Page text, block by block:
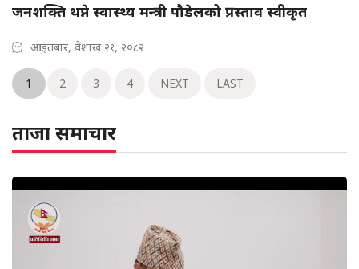
जनशक्ति थप्ने स्वास्थ्य मन्त्री पौडेलको प्रस्ताव स्वीकृत
आइतबार, वैशाख २१, २०८२
1 2 3 4 NEXT LAST
ताजा समाचार